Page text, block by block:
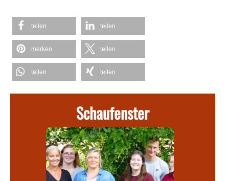
teilen teilen
merken teilen
teilen teilen
Schaufenster